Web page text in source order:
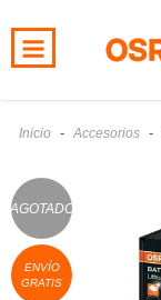
Inicio - Accesorios -
AGOTADO
ENVÍO
GRATIS